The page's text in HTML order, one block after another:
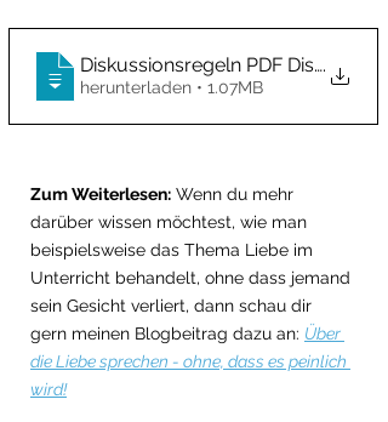
‎Diskussionsregeln PDF .
herunterladen • 1.07MB
Zum Weiterlesen: Wenn du mehr
darüber wissen möchtest, wie man
beispielsweise das Thema Liebe im
Unterricht behandelt, ohne dass jemand
sein Gesicht verliert, dann schau dir
gern meinen Blogbeitrag dazu an: Über
die Liebe sprechen - ohne, dass es peinlich
wird!